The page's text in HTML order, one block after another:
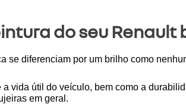
do seu Renault
se diferenciam por um brilho como
vida útil do veículo, bem como a
em geral.